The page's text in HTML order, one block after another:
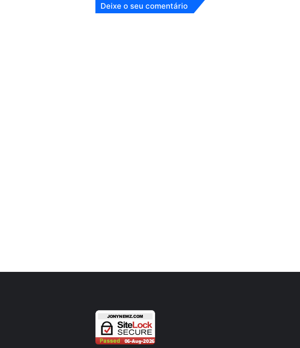
Deixe o seu comentário